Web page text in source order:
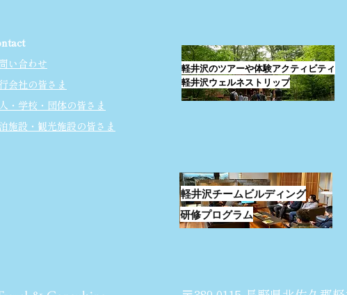
い合わせ
会社の皆さま
・学校・団体の皆さま
施設・観光施設の皆さま
軽井沢のツアーや体験アクティビティ
軽井沢ウェルネストリップ
軽井沢チームビルディング
研修プログラム